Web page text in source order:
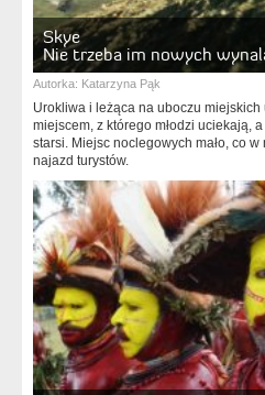
Skye
Nie trzeba im nowych
Autorka: Katarzyna Pąk
Urokliwa i leżąca na uboczu
miejscem, z którego młodzi uciekają,
starsi. Miejsc noclegowych mało, co
najazd turystów.